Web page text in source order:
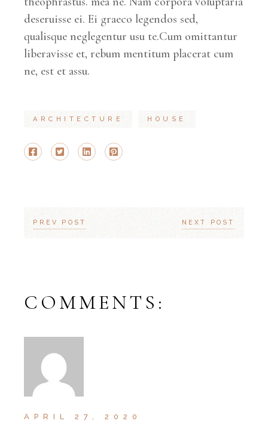
deseruisse ei. Ei graeco legendos sed,
qualisque neglegentur usu te.Cum omittantur
liberavisse et, rebum mentitum placerat cum
ne, est et assu.
ARCHITECTURE HOUSE
PREV POST NEXT POST
COMMENTS:
APRIL 27, 2020